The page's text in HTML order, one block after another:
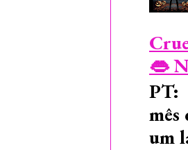
👄
PT:
um